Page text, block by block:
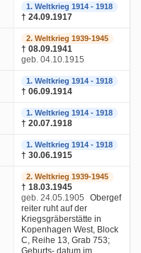
1. Weltkrieg 1914 - 1918
† 24.09.1917
2. Weltkrieg 1939-1945
† 08.09.1941
geb. 04.10.1915
1. Weltkrieg 1914 - 1918
† 06.09.1914
1. Weltkrieg 1914 - 1918
† 20.07.1918
1. Weltkrieg 1914 - 1918
† 30.06.1915
2. Weltkrieg 1939-1945
† 18.03.1945
geb. 24.05.1905
Obergef
reiter ruht auf der
Kriegsgräberstätte in
Kopenhagen West, Block
C, Reihe 13, Grab 753;
Geburts- datum im